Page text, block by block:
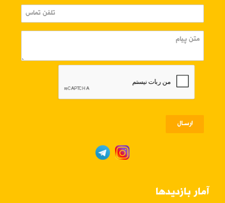
ارسـال
آمار بازدیدها